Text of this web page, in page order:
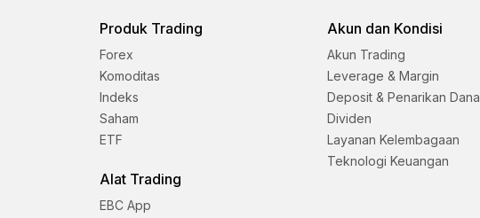
Produk Trading
Forex
Komoditas
Indeks
Saham
ETF
Alat Trading
EBC App
Akun dan Kondisi
Akun Trading
Leverage & Margin
Deposit & Penarikan Dana
Dividen
Layanan Kelembagaan
Teknologi Keuangan